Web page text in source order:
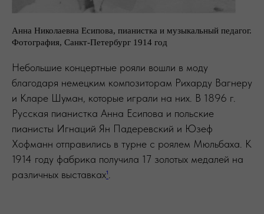
Анна Николаевна Есипова, пианистка и музыкальный педагог.
Фотография, Санкт-Петербург 1914 год
Небольшие концертные рояли вошли в моду
благодаря немецким композиторам Рихарду Вагнеру
и Кларе Шуман, которые играли на них. В 1896 г.
Русская пианистка Анна Есипова и польские
пианисты Игнаций Ян Падеревский и Юзеф
Хофманн отправились в турне с роялем Мюльбаха. К
1914 году фабрика получила 17 золотых медалей на
различных выставках¹